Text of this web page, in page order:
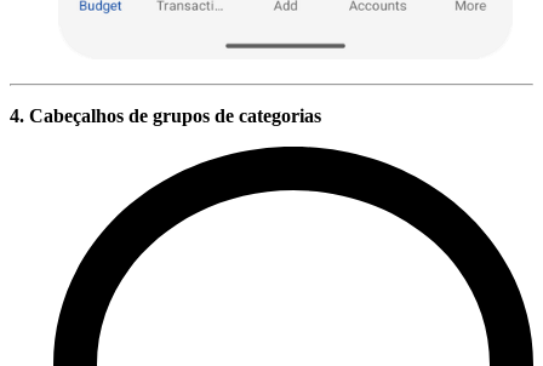
4. Cabeçalhos de grupos de categorias